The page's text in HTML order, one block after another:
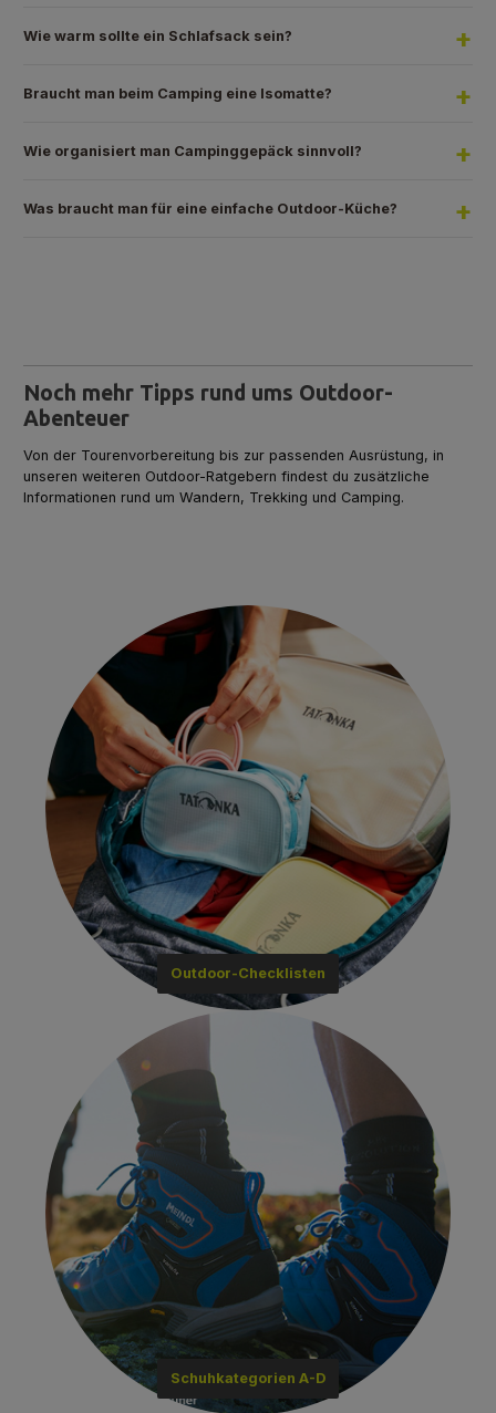
Wie warm sollte ein Schlafsack sein?
Braucht man beim Camping eine Isomatte?
Wie organisiert man Campinggepäck sinnvoll?
Was braucht man für eine einfache Outdoor-Küche?
Noch mehr Tipps rund ums Outdoor-
Abenteuer
Von der Tourenvorbereitung bis zur passenden Ausrüstung, in
unseren weiteren Outdoor-Ratgebern findest du zusätzliche
Informationen rund um Wandern, Trekking und Camping.
Outdoor-Checklisten
Schuhkategorien A-D